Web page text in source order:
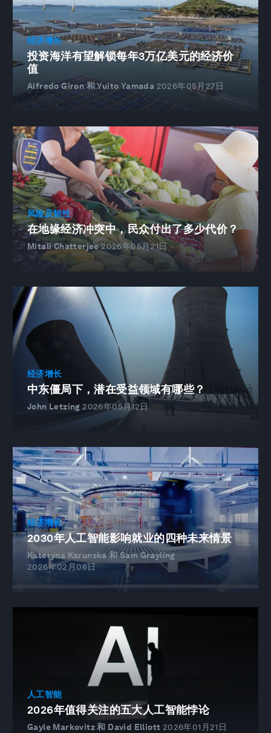
经济增长
投资海洋有望解锁每年3万亿美元的经济价
值
Alfredo Giron 和 Yuito Yamada 2026年05月27日
风险及韧性
在地缘经济冲突中，民众付出了多少代价？
Mitali Chatterjee 2026年05月21日
经济增长
中东僵局下，潜在受益领域有哪些？
John Letzing 2026年05月12日
经济增长
2030年人工智能影响就业的四种未来情景
Kateryna Karunska 和 Sam Grayling
2026年02月06日
人工智能
2026年值得关注的五大人工智能悖论
Gayle Markovitz 和 David Elliott 2026年01月21日